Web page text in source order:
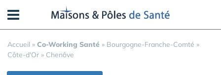
Accueil » Co-Working Santé » Bourgogne-Franche-Comté »
Côte-d'Or » Chenôve
Panneau de gestion des cookies